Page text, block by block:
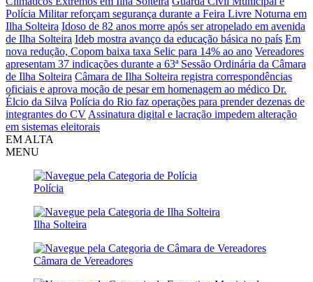
Polícia Militar reforçam segurança durante a Feira Livre Noturna em
Ilha Solteira Idoso de 82 anos morre após ser atropelado em avenida
de Ilha Solteira Ideb mostra avanço da educação básica no país Em
nova redução, Copom baixa taxa Selic para 14% ao ano Vereadores
apresentam 37 indicações durante a 63ª Sessão Ordinária da Câmara
de Ilha Solteira Câmara de Ilha Solteira registra correspondências
oficiais e aprova moção de pesar em homenagem ao médico Dr.
Élcio da Silva Polícia do Rio faz operações para prender dezenas de
integrantes do CV Assinatura digital e lacração impedem alteração
em sistemas eleitorais
EM ALTA
MENU
Polícia
Ilha Solteira
Câmara de Vereadores